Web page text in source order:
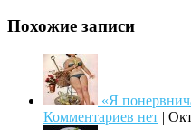
Похожие записи
«Я
Комментариев нет |